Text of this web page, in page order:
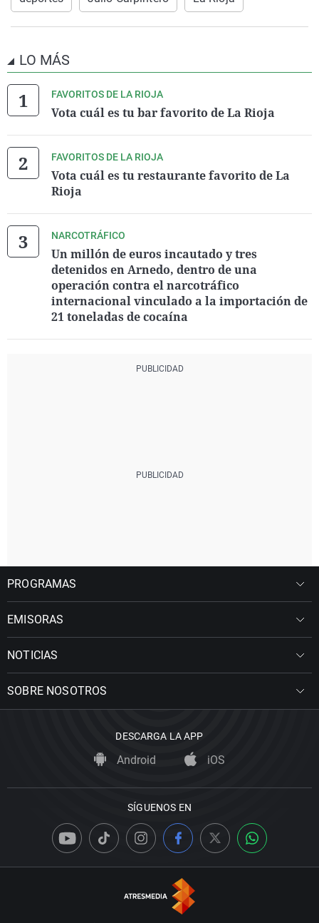
LO MÁS
FAVORITOS DE LA RIOJA
Vota cuál es tu bar favorito de La Rioja
FAVORITOS DE LA RIOJA
Vota cuál es tu restaurante favorito de La
Rioja
NARCOTRÁFICO
Un millón de euros incautado y tres
detenidos en Arnedo, dentro de una
operación contra el narcotráfico
internacional vinculado a la importación de
21 toneladas de cocaína
PROGRAMAS
EMISORAS
NOTICIAS
SOBRE NOSOTROS
DESCARGA LA APP
Android iOS
SÍGUENOS EN